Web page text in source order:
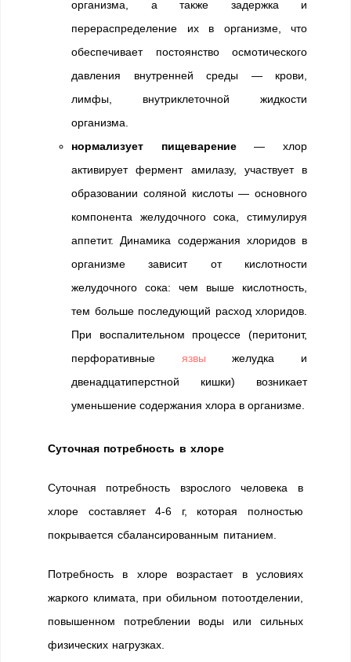
организма, а также задержка и
перераспределение их в организме, что
обеспечивает постоянство осмотического
давления внутренней среды — крови,
лимфы, внутриклеточной жидкости
организма.
нормализует пищеварение— хлор
активирует фермент амилазу, участвует в
образовании соляной кислоты — основного
компонента желудочного сока, стимулируя
аппетит. Динамика содержания хлоридов в
организме зависит от кислотности
желудочного сока: чем выше кислотность,
тем больше последующий расход хлоридов.
При воспалительном процессе (перитонит,
перфоративные язвыжелудка и
двенадцатиперстной кишки) возникает
уменьшение содержания хлора в организме.
Суточная потребность в хлоре
Суточная потребность взрослого человека в
хлоре составляет 4-6 г, которая полностью
покрывается сбалансированным питанием.
Потребность в хлоре возрастает в условиях
жаркого климата, при обильном потоотделении,
повышенном потреблении воды или сильных
физических нагрузках.